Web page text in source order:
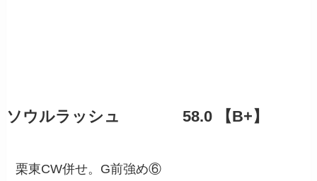
ソウルラッシュ 58.0 【B+】
栗東CW併せ。G前強め⑥